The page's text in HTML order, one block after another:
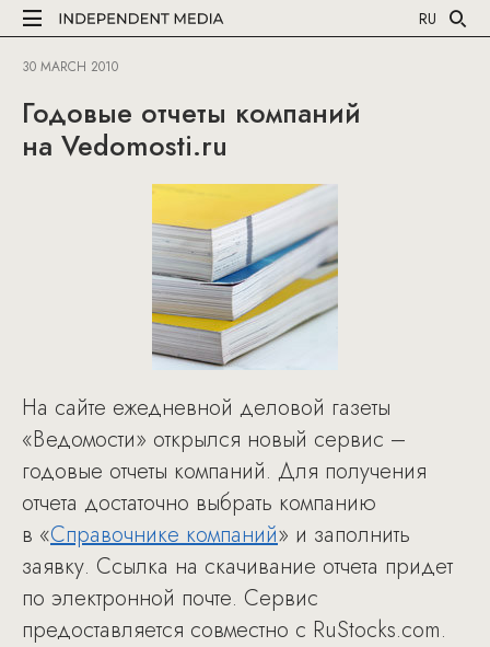
RU
30 MARCH 2010
Годовые отчеты компаний
на Vedomosti.ru
На сайте ежедневной деловой газеты
«Ведомости» открылся новый сервис –
годовые отчеты компаний. Для получения
отчета достаточно выбрать компанию
в «Справочнике компаний» и заполнить
заявку. Ссылка на скачивание отчета придет
по электронной почте. Сервис
предоставляется совместно с RuStocks.com.